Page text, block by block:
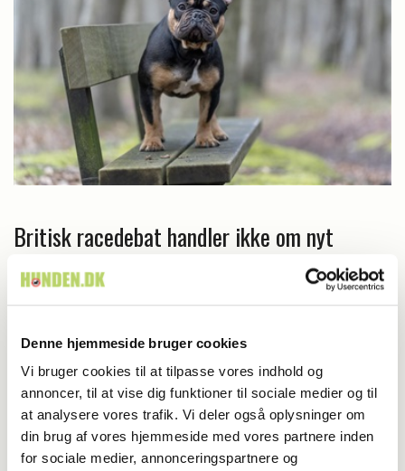
Denne hjemmeside bruger cookies
Vi bruger cookies til at tilpasse vores indhold og
annoncer, til at vise dig funktioner til sociale medier og til
at analysere vores trafik. Vi deler også oplysninger om
din brug af vores hjemmeside med vores partnere inden
for sociale medier, annonceringspartnere og
Britisk racedebat handler ikke om nyt
forbud